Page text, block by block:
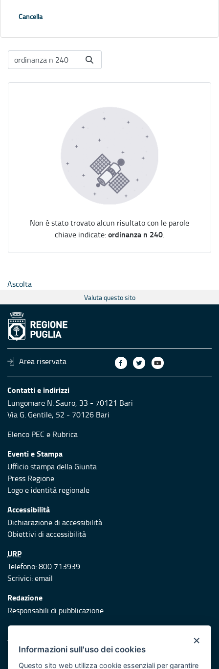
Cancella
Non è stato trovato alcun risultato con le parole
chiave indicate:ordinanza n 240.
Ascolta
Valuta questo sito
Area riservata
Contatti e indirizzi
Lungomare N. Sauro, 33 - 70121 Bari
Via G. Gentile, 52 - 70126 Bari
Elenco PEC e Rubrica
Eventi e Stampa
Ufficio stampa della Giunta
Press Regione
Logo e identità regionale
Accessibilità
Dichiarazione di accessibilità
Obiettivi di accessibilità
URP
Telefono: 800 713939
Scrivici:email
Redazione
Responsabili di pubblicazione
Protezione civile
Vai al sito di Protezione Civile Puglia
Iniziativa finanziata con risorse del POR Puglia 2014/2020 -
×
Informazioni sull'uso dei cookies
Questo sito web utilizza cookie essenziali per garantire